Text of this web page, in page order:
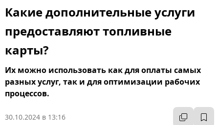
Какие дополнительные услуги
предоставляют топливные
карты?
Их можно использовать как для оплаты самых
разных услуг, так и для оптимизации рабочих
процессов.
30.10.2024 в 13:16